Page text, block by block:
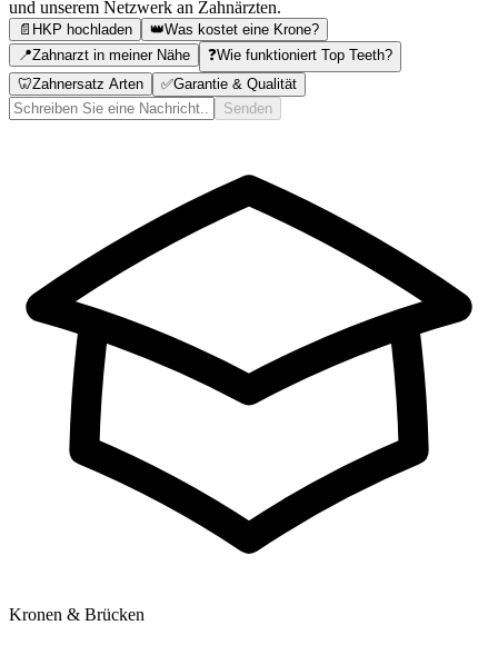
und unserem Netzwerk an Zahnärzten.
📄 HKP hochladen 👑Was kostet eine Krone?
📍Zahnarzt in meiner Nähe ❓Wie funktioniert Top Teeth?
🦷Zahnersatz Arten ✅Garantie & Qualität
Senden
Kronen & Brücken